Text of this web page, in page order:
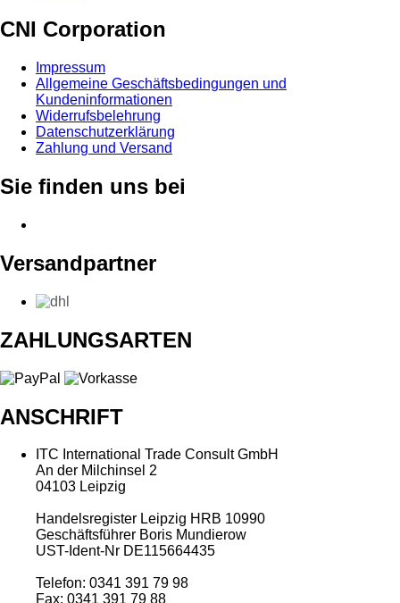
CNI Corporation
Impressum
Allgemeine Geschäftsbedingungen und
Kundeninformationen
Widerrufsbelehrung
Datenschutzerklärung
Zahlung und Versand
Sie finden uns bei
Versandpartner
ZAHLUNGSARTEN
ANSCHRIFT
ITC International Trade Consult GmbH
An der Milchinsel 2
04103 Leipzig
Handelsregister Leipzig HRB 10990
Geschäftsführer Boris Mundierow
UST-Ident-Nr DE115664435
Telefon: 0341 391 79 98
Fax: 0341 391 79 88